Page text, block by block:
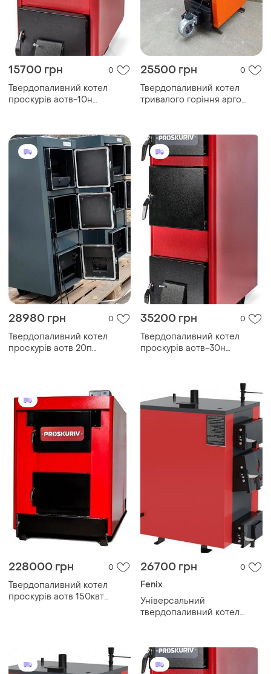
15700 грн 0
Твердопаливний котел
проскурів аотв-10н
25500 грн 0
Твердопаливний котел
тривалого горіння арго
28980 грн 0
Твердопаливний котел
проскурів аотв 20п
35200 грн 0
Твердопаливний котел
проскурів аотв-30н
228000 грн 0
Твердопаливний котел
проскурів аотв 150квт
26700 грн 0
Fenix
Універсальний
твердопаливний котел
серія в